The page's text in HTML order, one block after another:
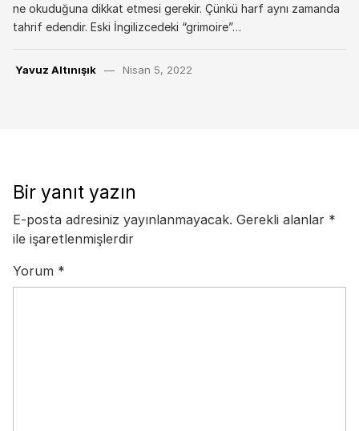
ne okuduğuna dikkat etmesi gerekir. Çünkü harf aynı zamanda
tahrif edendir. Eski İngilizcedeki “grimoire”…
Yavuz Altınışık Nisan 5, 2022
Bir yanıt yazın
E-posta adresiniz yayınlanmayacak. Gerekli alanlar *
ile işaretlenmişlerdir
Yorum *